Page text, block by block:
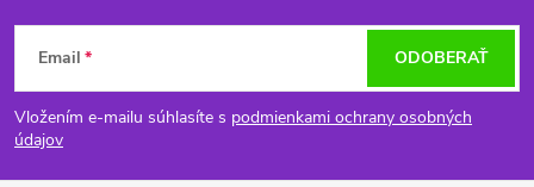
Z
á
p
Email
Vložením e-mailu súhlasíte s podmienkami ochrany osobných
údajov
ODOBERAŤ